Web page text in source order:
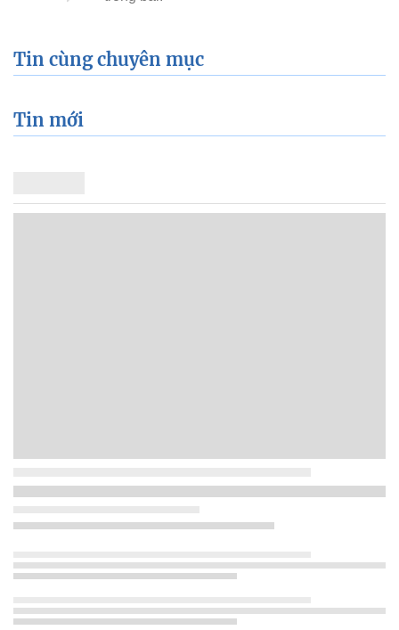
Tin cùng chuyên mục
Tin mới